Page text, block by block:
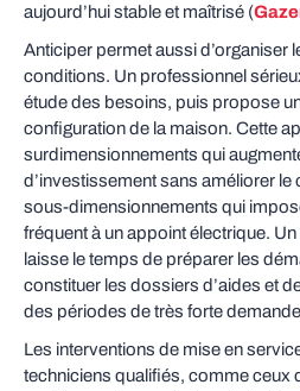
aujourd’hui stable et maîtrisé (
Anticiper permet aussi d’organiser
conditions. Un professionnel
étude des besoins, puis propose
configuration de la maison. Cette
surdimensionnements qui
d’investissement sans améliorer le
sous‑dimensionnements qui
fréquent à un appoint électrique.
laisse le temps de préparer les
constituer les dossiers d’aides et
des périodes de très forte
Les interventions de mise en
techniciens qualifiés, comme ceux